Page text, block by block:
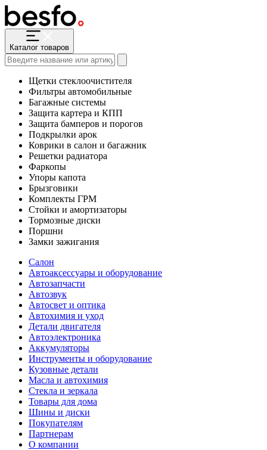
Каталог товаров
Щетки стеклоочистителя
Фильтры автомобильные
Багажные системы
Защита картера и КПП
Защита бамперов и порогов
Подкрылки арок
Коврики в салон и багажник
Решетки радиатора
Фаркопы
Упоры капота
Брызговики
Комплекты ГРМ
Стойки и амортизаторы
Тормозные диски
Поршни
Замки зажигания
Салон
Автоаксессуары и оборудование
Автозапчасти
Автозвук
Автосвет и оптика
Автохимия и уход
Детали двигателя
Автоэлектроника
Аккумуляторы
Инструменты и оборудование
Кузовные детали
Масла и автохимия
Стекла и зеркала
Товары для дома
Шины и диски
Покупателям
Партнерам
О компании